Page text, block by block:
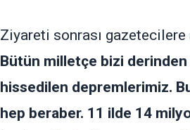
Ziyareti sonrası gazetecilere
Bütün milletçe bizi
hissedilen depremlerimiz.
hep beraber. 11 ilde 14